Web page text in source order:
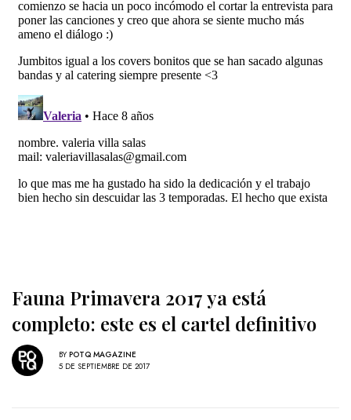
Fauna Primavera 2017 ya está
completo: este es el cartel definitivo
BY POTQ MAGAZINE
5 DE SEPTIEMBRE DE 2017